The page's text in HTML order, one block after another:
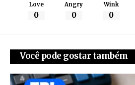
Love
0
Angry
0
Wink
0
Você pode gostar também